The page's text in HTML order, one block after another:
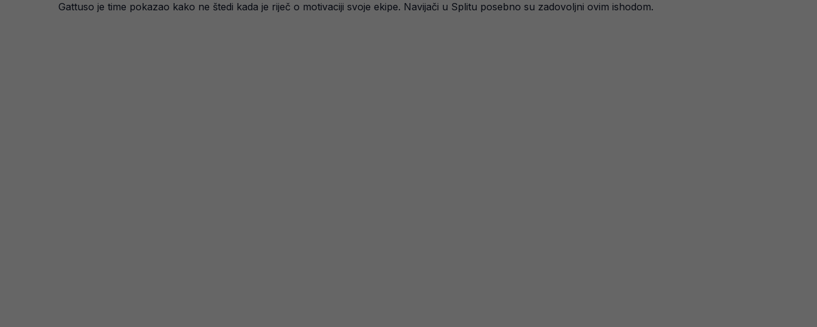
Gattuso je time pokazao kako ne štedi kada je riječ o motivaciji svoje ekipe. Navijači u Splitu posebno su zadovoljni ovim ishodom.